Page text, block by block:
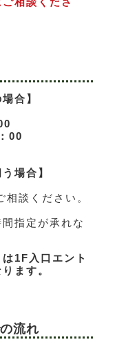
合】
00
場合】
談ください。
指定が承れな
1F入口エント
ます。
流れ